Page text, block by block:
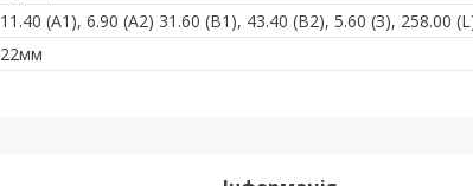
11.40 (А1), 6.90 (А2) 31.60 (В1), 43.40 (В2), 5.60 (З), 258.00
22мм